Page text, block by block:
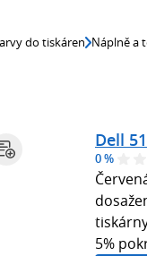
do tiskáren Náplně a
Dell
0 %
5%